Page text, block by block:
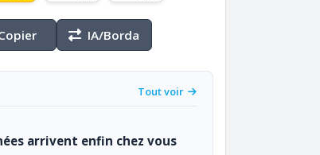
IA/Borda
Tout voir
arrivent enfin chez vous